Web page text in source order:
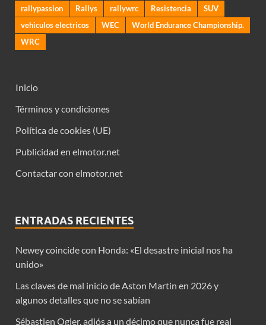
rallypassion
Rallys rallywrc Resistencia
SUV
vehiculos electricos
WEC
World Endurance Championship.
WRC
Inicio
Términos y condiciones
Política de cookies (UE)
Publicidad en elmotor.net
Contactar con elmotor.net
ENTRADAS RECIENTES
Newey coincide con Honda: «El desastre inicial nos ha
unido»
Las claves de mal inicio de Aston Martin en 2026 y
algunos detalles que no se sabían
Sébastien Ogier, adiós a un décimo que nunca fue real